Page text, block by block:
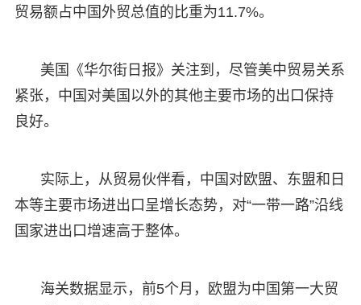
贸易额占中国外贸总值的比重为11.7%。
美国《华尔街日报》关注到，尽管美中贸易关系
紧张，中国对美国以外的其他主要市场的出口保持
良好。
实际上，从贸易伙伴看，中国对欧盟、东盟和日
本等主要市场进出口呈增长态势，对“一带一路”沿线
国家进出口增速高于整体。
海关数据显示，前5个月，欧盟为中国第一大贸